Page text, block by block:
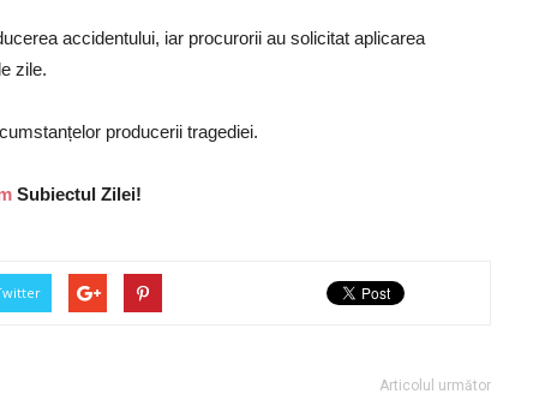
accidentului, iar procurorii au solicitat aplicarea
zile.
producerii tragediei.
Subiectul Zilei!
Articolul următor